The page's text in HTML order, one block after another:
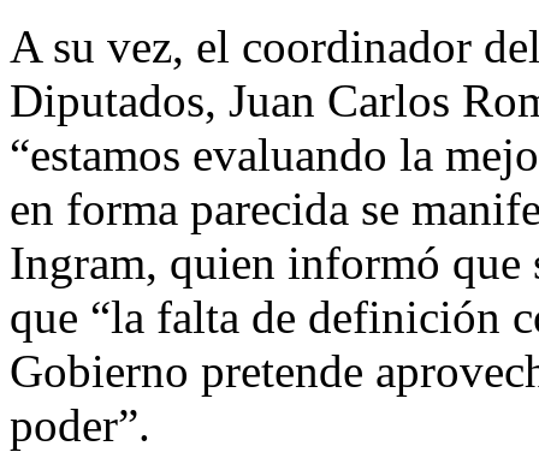
A su vez, el coordinador
Diputados, Juan Carlos
“estamos evaluando la
en forma parecida se
Ingram, quien informó que
que “la falta de definición
Gobierno pretende
poder”.